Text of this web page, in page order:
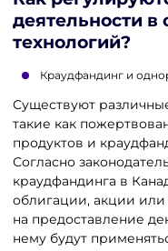
деятельности
технологий?
Краудфандинг и
Существуют
такие как
продуктов и
Согласно
краудфандинга в
облигации, акции
на предоставление
нему будут